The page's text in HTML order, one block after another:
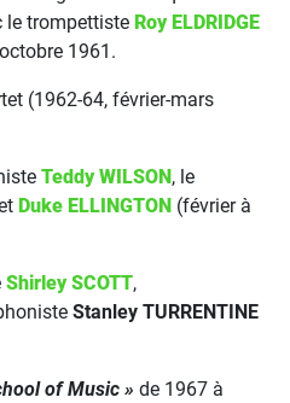
le trompettiste Roy ELDRIDGE
1961.
(1962-64, février-mars
Teddy WILSON, le
Duke ELLINGTON (février à
Shirley SCOTT,
Stanley TURRENTINE
of Music » de 1967 à